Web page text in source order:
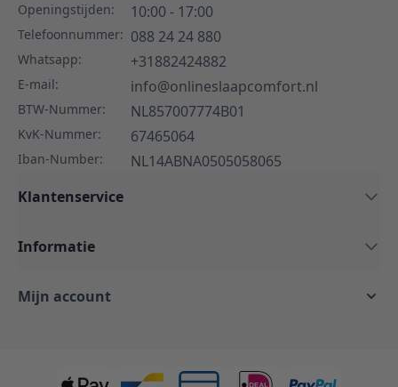
Openingstijden: 10:00 - 17:00
Telefoonnummer: 088 24 24 880
Whatsapp: +31882424882
E-mail: info@onlineslaapcomfort.nl
BTW-Nummer: NL857007774B01
KvK-Nummer: 67465064
Iban-Number:
NL14ABNA0505058065
Klantenservice
Informatie
Mijn account